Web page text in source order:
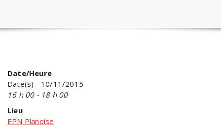
Date/Heure
Date(s) - 10/11/2015
16 h 00 - 18 h 00
Lieu
EPN Planoise